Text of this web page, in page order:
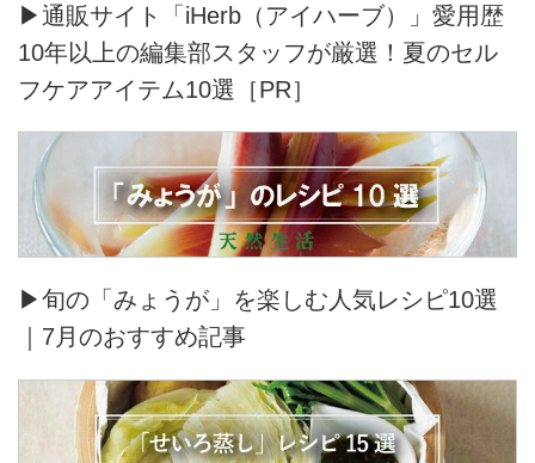
▶通販サイト「iHerb（アイハーブ）」愛用歴
10年以上の編集部スタッフが厳選！夏のセル
フケアアイテム10選［PR］
▶旬の「みょうが」を楽しむ人気レシピ10選
｜7月のおすすめ記事